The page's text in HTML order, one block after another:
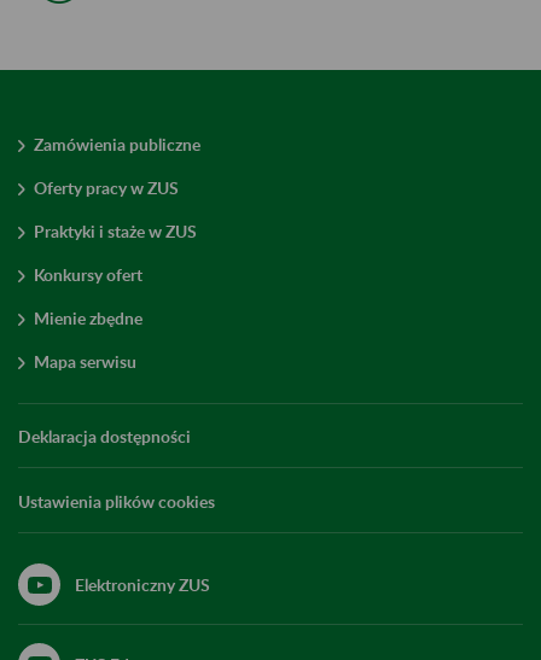
Zamówienia publiczne
Oferty pracy w ZUS
Praktyki i staże w ZUS
Konkursy ofert
Mienie zbędne
Mapa serwisu
Deklaracja dostępności
Ustawienia plików cookies
Elektroniczny ZUS